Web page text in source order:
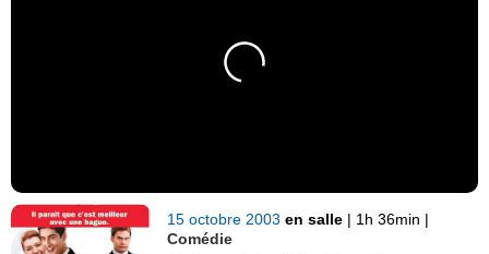
15 octobre 2003en salle | 1h 36min |
Comédie